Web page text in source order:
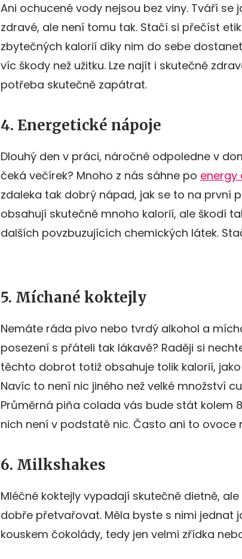
Ani ochucené vody nejsou bez viny. Tváří se
zdravé, ale není tomu tak. Stačí si přečíst
zbytečných kalorií díky nim do sebe
víc škody než užitku. Lze najít i skutečně
potřeba skutečně zapátrat.
4. Energetické nápoje
Dlouhý den v práci, náročné odpoledne v
čeká večírek? Mnoho z nás sáhne po energy
zdaleka tak dobrý nápad, jak se to na první
obsahují skutečně mnoho kalorií, ale škodí
dalších povzbuzujících chemických látek.
5. Míchané koktejly
Nemáte ráda pivo nebo tvrdý alkohol a
posezení s přáteli tak lákavě? Raději si
těchto dobrot totiž obsahuje tolik kalorií,
Navíc to není nic jiného než velké množství
Průměrná piňa colada vás bude stát kolem
nich není v podstatě nic. Často ani to ovoce
6. Milkshakes
Mléčné koktejly vypadají skutečně dietně,
dobře přetvařovat. Měla byste s nimi jednat
kouskem čokolády, tedy jen velmi zřídka